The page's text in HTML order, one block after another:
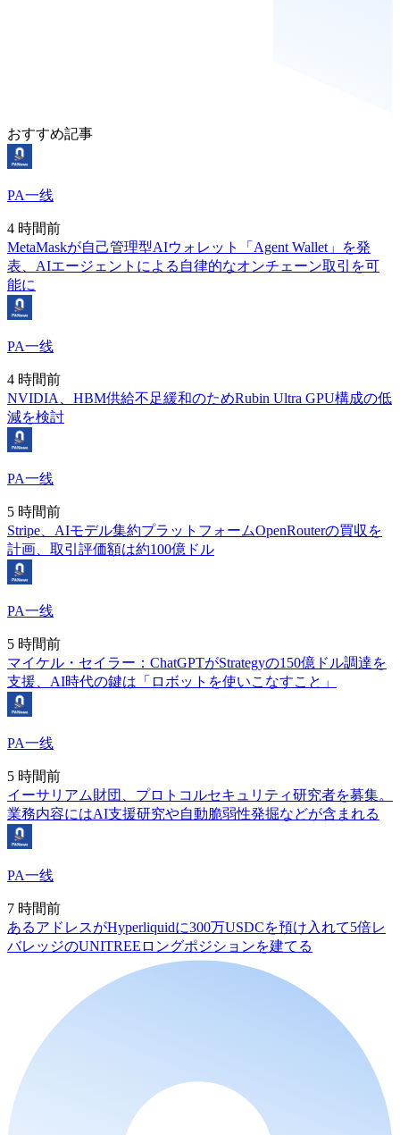
おすすめ記事
PA一线
4 時間前
MetaMaskが自己管理型AIウォレット「Agent Wallet」を発
表、AIエージェントによる自律的なオンチェーン取引を可
能に
PA一线
4 時間前
NVIDIA、HBM供給不足緩和のためRubin Ultra GPU構成の低
減を検討
PA一线
5 時間前
Stripe、AIモデル集約プラットフォームOpenRouterの買収を
計画、取引評価額は約100億ドル
PA一线
5 時間前
マイケル・セイラー：ChatGPTがStrategyの150億ドル調達を
支援、AI時代の鍵は「ロボットを使いこなすこと」
PA一线
5 時間前
イーサリアム財団、プロトコルセキュリティ研究者を募集。
業務内容にはAI支援研究や自動脆弱性発掘などが含まれる
PA一线
7 時間前
あるアドレスがHyperliquidに300万USDCを預け入れて5倍レ
バレッジのUNITREEロングポジションを建てる